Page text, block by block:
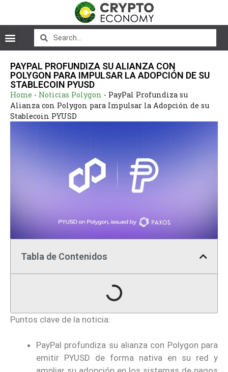
PAYPAL PROFUNDIZA SU ALIANZA CON
POLYGON PARA IMPULSAR LA ADOPCIÓN DE SU
STABLECOIN PYUSD
Home - Noticias Polygon - PayPal Profundiza su
Alianza con Polygon para Impulsar la Adopción de su
Stablecoin PYUSD
Tabla de Contenidos
Puntos clave de la noticia:
PayPal profundiza su alianza con Polygon para
emitir PYUSD de forma nativa en su red y